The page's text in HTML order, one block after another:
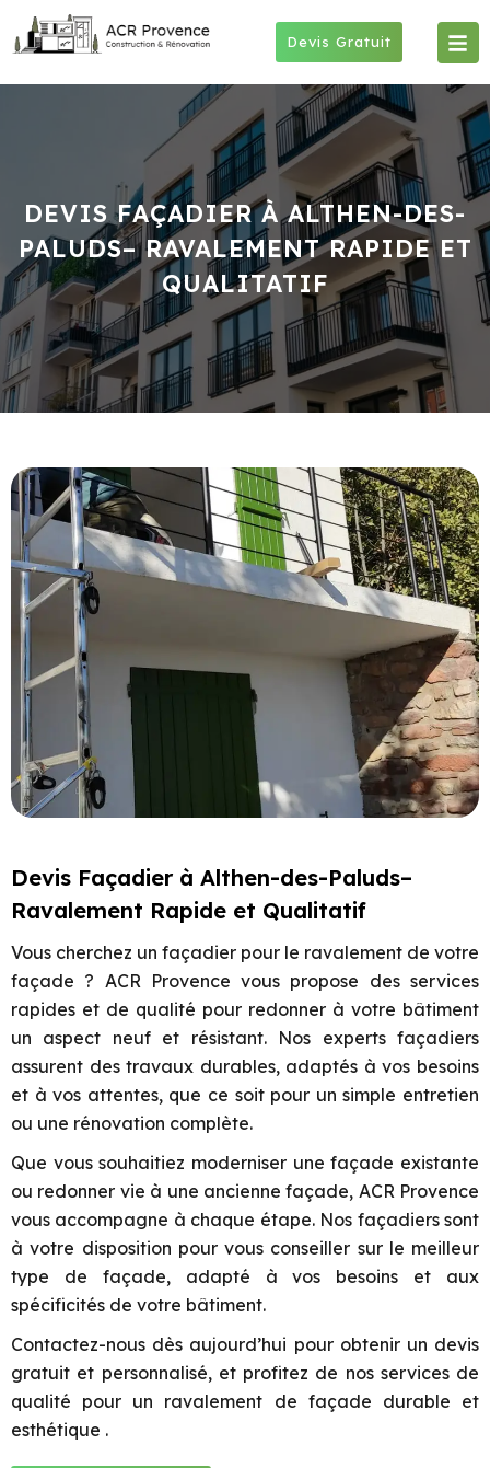
Devis Gratuit
DEVIS FAÇADIER À ALTHEN-DES-
PALUDS– RAVALEMENT RAPIDE ET
QUALITATIF
Devis Façadier à Althen-des-Paluds–
Ravalement Rapide et Qualitatif
Vous cherchez un façadier pour le ravalement de votre
façade ? ACR Provence vous propose des services
rapides et de qualité pour redonner à votre bâtiment
un aspect neuf et résistant. Nos experts façadiers
assurent des travaux durables, adaptés à vos besoins
et à vos attentes, que ce soit pour un simple entretien
ou une rénovation complète.
Que vous souhaitiez moderniser une façade existante
ou redonner vie à une ancienne façade, ACR Provence
vous accompagne à chaque étape. Nos façadiers sont
à votre disposition pour vous conseiller sur le meilleur
type de façade, adapté à vos besoins et aux
spécificités de votre bâtiment.
Contactez-nous dès aujourd’hui pour obtenir un devis
gratuit et personnalisé, et profitez de nos services de
qualité pour un ravalement de façade durable et
esthétique .